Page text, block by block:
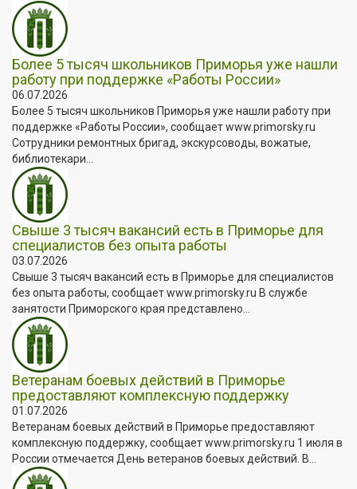
Более 5 тысяч школьников Приморья уже нашли
работу при поддержке «Работы России»
06.07.2026
Более 5 тысяч школьников Приморья уже нашли работу при
поддержке «Работы России», сообщает www.primorsky.ru
Сотрудники ремонтных бригад, экскурсоводы, вожатые,
библиотекари...
Свыше 3 тысяч вакансий есть в Приморье для
специалистов без опыта работы
03.07.2026
Свыше 3 тысяч вакансий есть в Приморье для специалистов
без опыта работы, сообщает www.primorsky.ru В службе
занятости Приморского края представлено...
Ветеранам боевых действий в Приморье
предоставляют комплексную поддержку
01.07.2026
Ветеранам боевых действий в Приморье предоставляют
комплексную поддержку, сообщает www.primorsky.ru 1 июля в
России отмечается День ветеранов боевых действий. В...